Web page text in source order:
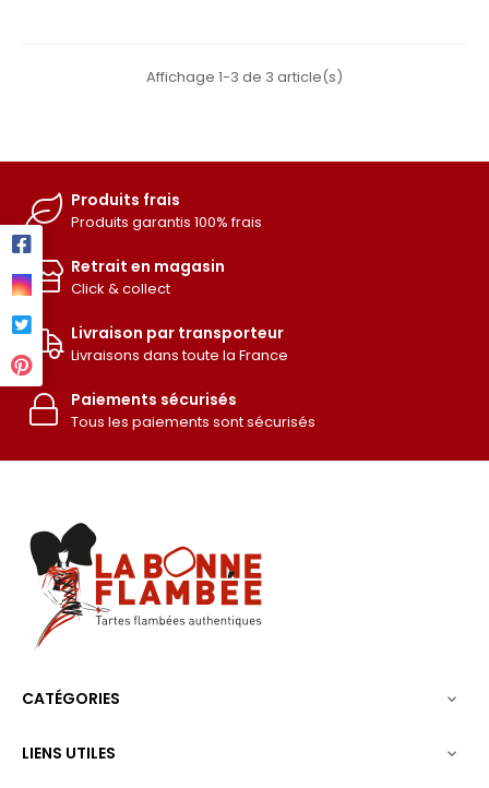
Affichage 1-3 de 3 article(s)
Produits frais
Produits garantis 100% frais
Retrait en magasin
Click & collect
Livraison par transporteur
Livraisons dans toute la France
Paiements sécurisés
Tous les paiements sont sécurisés
CATÉGORIES 
LIENS UTILES 